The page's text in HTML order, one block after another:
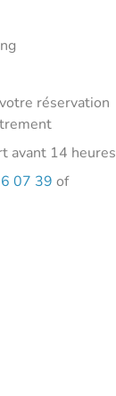
réservation
avant 14 heures
07 39 of